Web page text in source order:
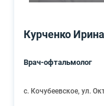
Курченко
Врач-офтальмолог
с. Кочубеевское, ул.